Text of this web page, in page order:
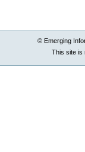
© Emerging
This site is